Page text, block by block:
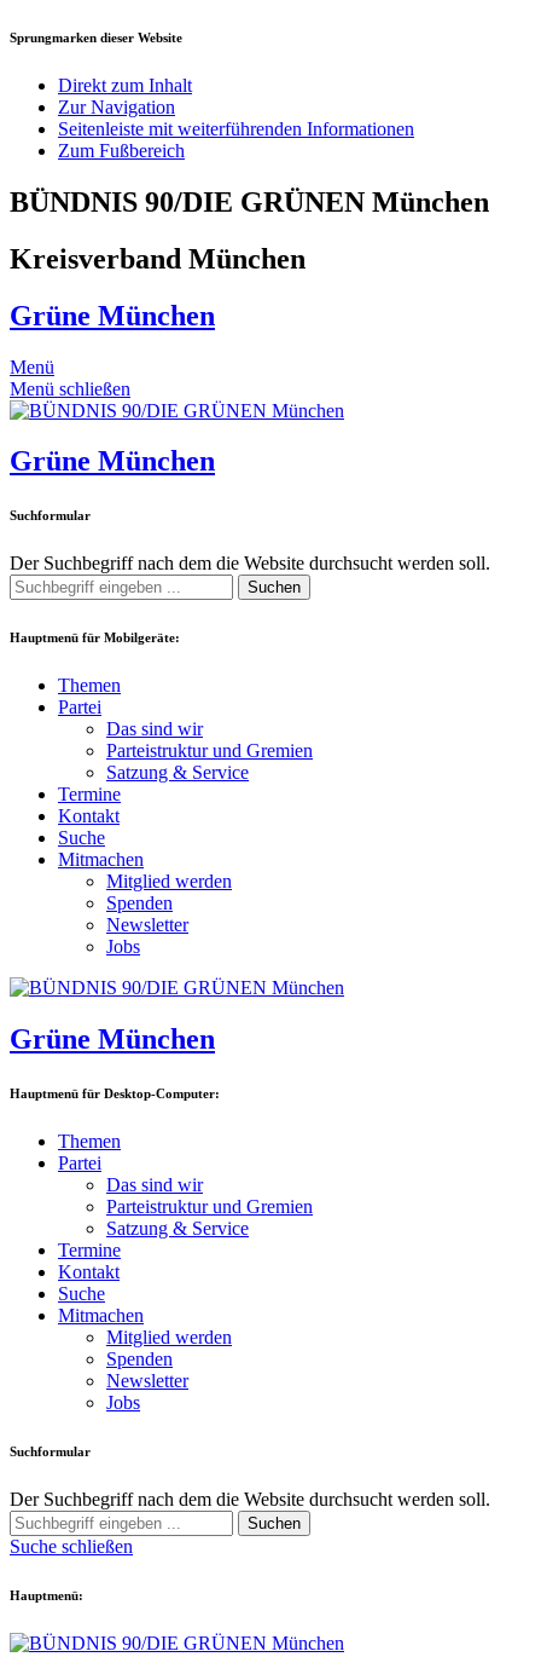
Sprungmarken dieser Website
Direkt zum Inhalt
Zur Navigation
Seitenleiste mit weiterführenden Informationen
Zum Fußbereich
BÜNDNIS 90/DIE GRÜNEN München
Kreisverband München
Grüne München
Menü
Menü schließen
Grüne München
Suchformular
Der Suchbegriff nach dem die Website durchsucht werden soll.
Suchen
Hauptmenü für Mobilgeräte:
Themen
Partei
Das sind wir
Parteistruktur und Gremien
Satzung & Service
Termine
Kontakt
Suche
Mitmachen
Mitglied werden
Spenden
Newsletter
Jobs
Grüne München
Hauptmenü für Desktop-Computer:
Themen
Partei
Das sind wir
Parteistruktur und Gremien
Satzung & Service
Termine
Kontakt
Suche
Mitmachen
Mitglied werden
Spenden
Newsletter
Jobs
Suchformular
Der Suchbegriff nach dem die Website durchsucht werden soll.
Suchen
Suche schließen
Hauptmenü: